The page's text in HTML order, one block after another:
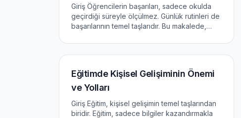
Giriş Öğrencilerin başarıları, sadece okulda
geçirdiği süreyle ölçülmez. Günlük rutinleri de
başarılarının temel taşlarıdır. Bu makalede,
kullanabilecekleri günlük rutinlerin önemini ve
uygulamaların...
Eğitimde Kişisel Gelişiminin Önemi
ve Yolları
Giriş Eğitim, kişisel gelişimin temel taşlarından
biridir. Eğitim, sadece bilgiler kazandırmakla